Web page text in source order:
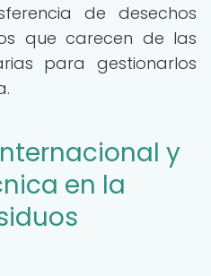
de desechos
que carecen de las
para gestionarlos
y
en la